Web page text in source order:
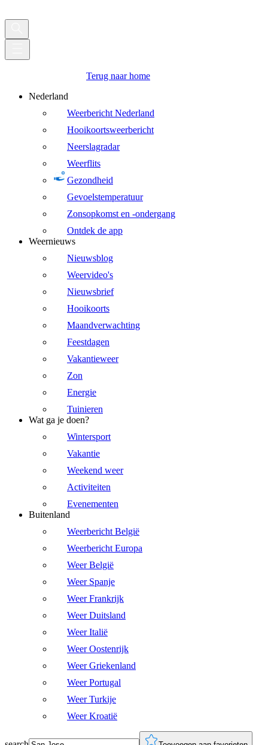
Terug naar home
Nederland
Weerbericht Nederland
Hooikoortsweerbericht
Neerslagradar
Weerflits
Gezondheid
Gevoelstemperatuur
Zonsopkomst en -ondergang
Ontdek de app
Weernieuws
Nieuwsblog
Weervideo's
Nieuwsbrief
Hooikoorts
Maandverwachting
Feestdagen
Vakantieweer
Zon
Energie
Tuinieren
Wat ga je doen?
Wintersport
Vakantie
Weekend weer
Activiteiten
Evenementen
Buitenland
Weerbericht België
Weerbericht Europa
Weer België
Weer Spanje
Weer Frankrijk
Weer Duitsland
Weer Italië
Weer Oostenrijk
Weer Griekenland
Weer Portugal
Weer Turkije
Weer Kroatië